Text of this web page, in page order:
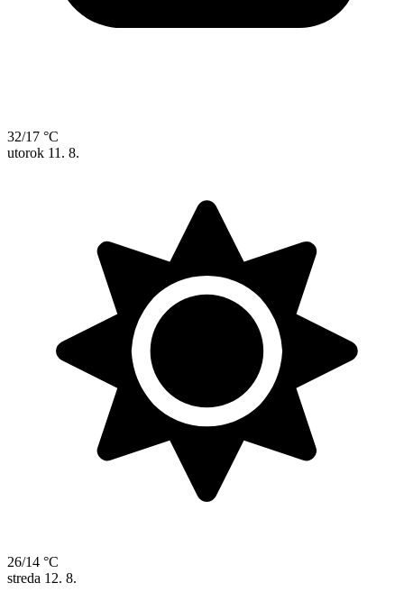
32/17 °C
utorok 11. 8.
26/14 °C
streda 12. 8.